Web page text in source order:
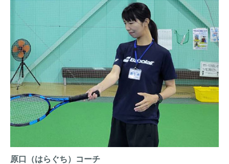
原口（はらぐち）コーチ